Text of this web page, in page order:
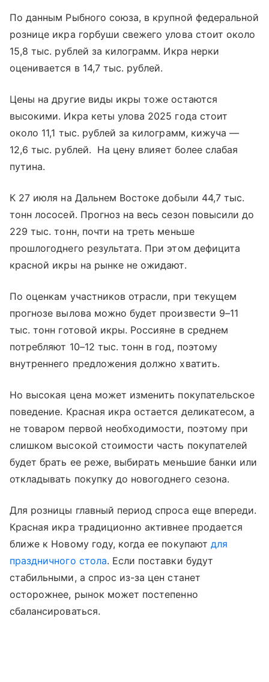
По данным Рыбного союза, в крупной федеральной
рознице икра горбуши свежего улова стоит около
15,8 тыс. рублей за килограмм. Икра нерки
оценивается в 14,7 тыс. рублей.
Цены на другие виды икры тоже остаются
высокими. Икра кеты улова 2025 года стоит
около 11,1 тыс. рублей за килограмм, кижуча —
12,6 тыс. рублей. На цену влияет более слабая
путина.
К 27 июля на Дальнем Востоке добыли 44,7 тыс.
тонн лососей. Прогноз на весь сезон повысили до
229 тыс. тонн, почти на треть меньше
прошлогоднего результата. При этом дефицита
красной икры на рынке не ожидают.
По оценкам участников отрасли, при текущем
прогнозе вылова можно будет произвести 9–11
тыс. тонн готовой икры. Россияне в среднем
потребляют 10–12 тыс. тонн в год, поэтому
внутреннего предложения должно хватить.
Но высокая цена может изменить покупательское
поведение. Красная икра остается деликатесом, а
не товаром первой необходимости, поэтому при
слишком высокой стоимости часть покупателей
будет брать ее реже, выбирать меньшие банки или
откладывать покупку до новогоднего сезона.
Для розницы главный период спроса еще впереди.
Красная икра традиционно активнее продается
ближе к Новому году, когда ее покупают для
праздничного стола. Если поставки будут
стабильными, а спрос из-за цен станет
осторожнее, рынок может постепенно
сбалансироваться.